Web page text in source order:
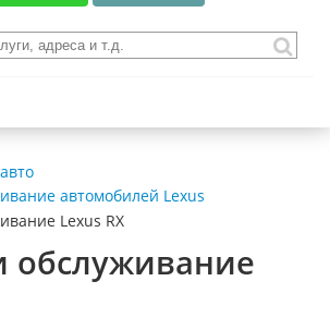
автомобилей Lexus
Lexus RX
обслуживание